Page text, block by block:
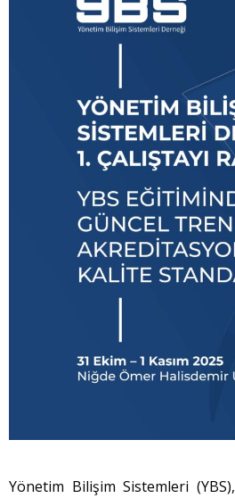
Yönetim Bilişim Sistemleri